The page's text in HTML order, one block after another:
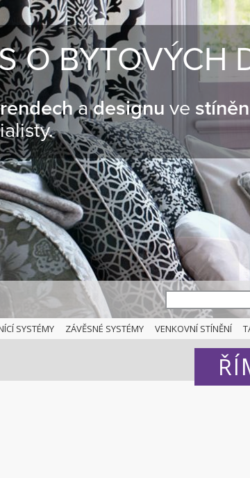
O BYTOVÝCH
adesignu ve
SYSTÉMY ZÁVĚSNÉ SYSTÉMY VENKOVNÍ STÍNĚNÍ